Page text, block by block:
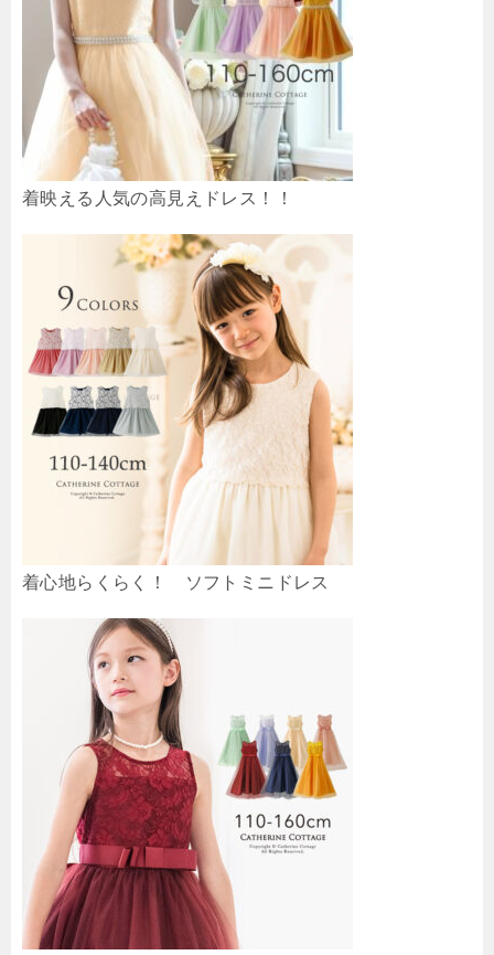
着映える人気の高見えドレス！！
着心地らくらく！ ソフトミニドレス